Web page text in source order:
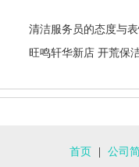
清洁服务员的态度与
旺鸣轩华新店 开荒保
首页 公司